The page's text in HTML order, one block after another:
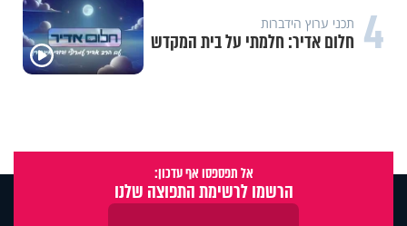
4 תכני ערוץ הידברות
חלום אדיר: חלמתי על בית המקדש
אל תפספסו אף עדכון:
הרשמו לרשימת התפוצה שלנו